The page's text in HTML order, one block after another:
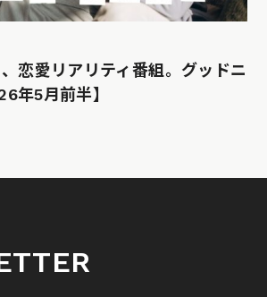
恋愛リアリティ番組。グッドニ
年5月前半】